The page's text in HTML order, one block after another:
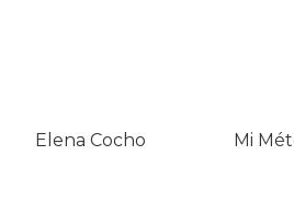
Elena Cocho Mi